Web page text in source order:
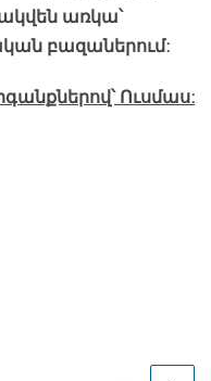
առկա՝
բազաներում:
Ուսմաս: